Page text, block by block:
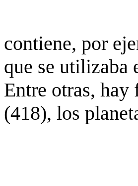
contiene, por
que se utilizaba
Entre otras,
(418), los